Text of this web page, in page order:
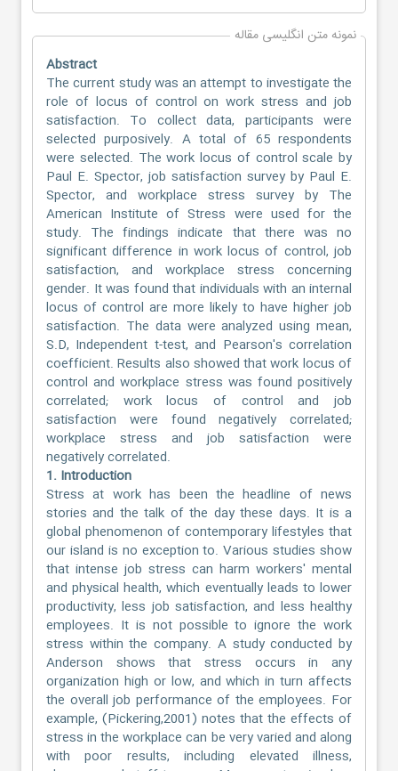
نمونه متن انگلیسی مقاله
Abstract
The current study was an attempt to investigate the
role of locus of control on work stress and job
satisfaction. To collect data, participants were
selected purposively. A total of 65 respondents
were selected. The work locus of control scale by
Paul E. Spector, job satisfaction survey by Paul E.
Spector, and workplace stress survey by The
American Institute of Stress were used for the
study. The findings indicate that there was no
significant difference in work locus of control, job
satisfaction, and workplace stress concerning
gender. It was found that individuals with an internal
locus of control are more likely to have higher job
satisfaction. The data were analyzed using mean,
S.D, Independent t-test, and Pearson's correlation
coefficient. Results also showed that work locus of
control and workplace stress was found positively
correlated; work locus of control and job
satisfaction were found negatively correlated;
workplace stress and job satisfaction were
negatively correlated.
1. Introduction
Stress at work has been the headline of news
stories and the talk of the day these days. It is a
global phenomenon of contemporary lifestyles that
our island is no exception to. Various studies show
that intense job stress can harm workers' mental
and physical health, which eventually leads to lower
productivity, less job satisfaction, and less healthy
employees. It is not possible to ignore the work
stress within the company. A study conducted by
Anderson shows that stress occurs in any
organization high or low, and which in turn affects
the overall job performance of the employees. For
example, (Pickering,2001) notes that the effects of
stress in the workplace can be very varied and along
with poor results, including elevated illness,